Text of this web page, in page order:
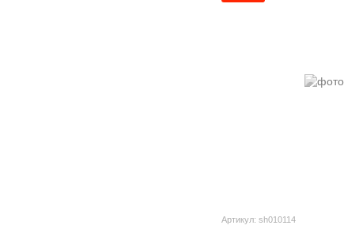
Артикул: sh010114